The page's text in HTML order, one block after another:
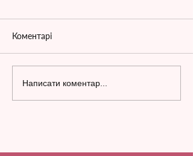
Коментарі
Написати коментар...